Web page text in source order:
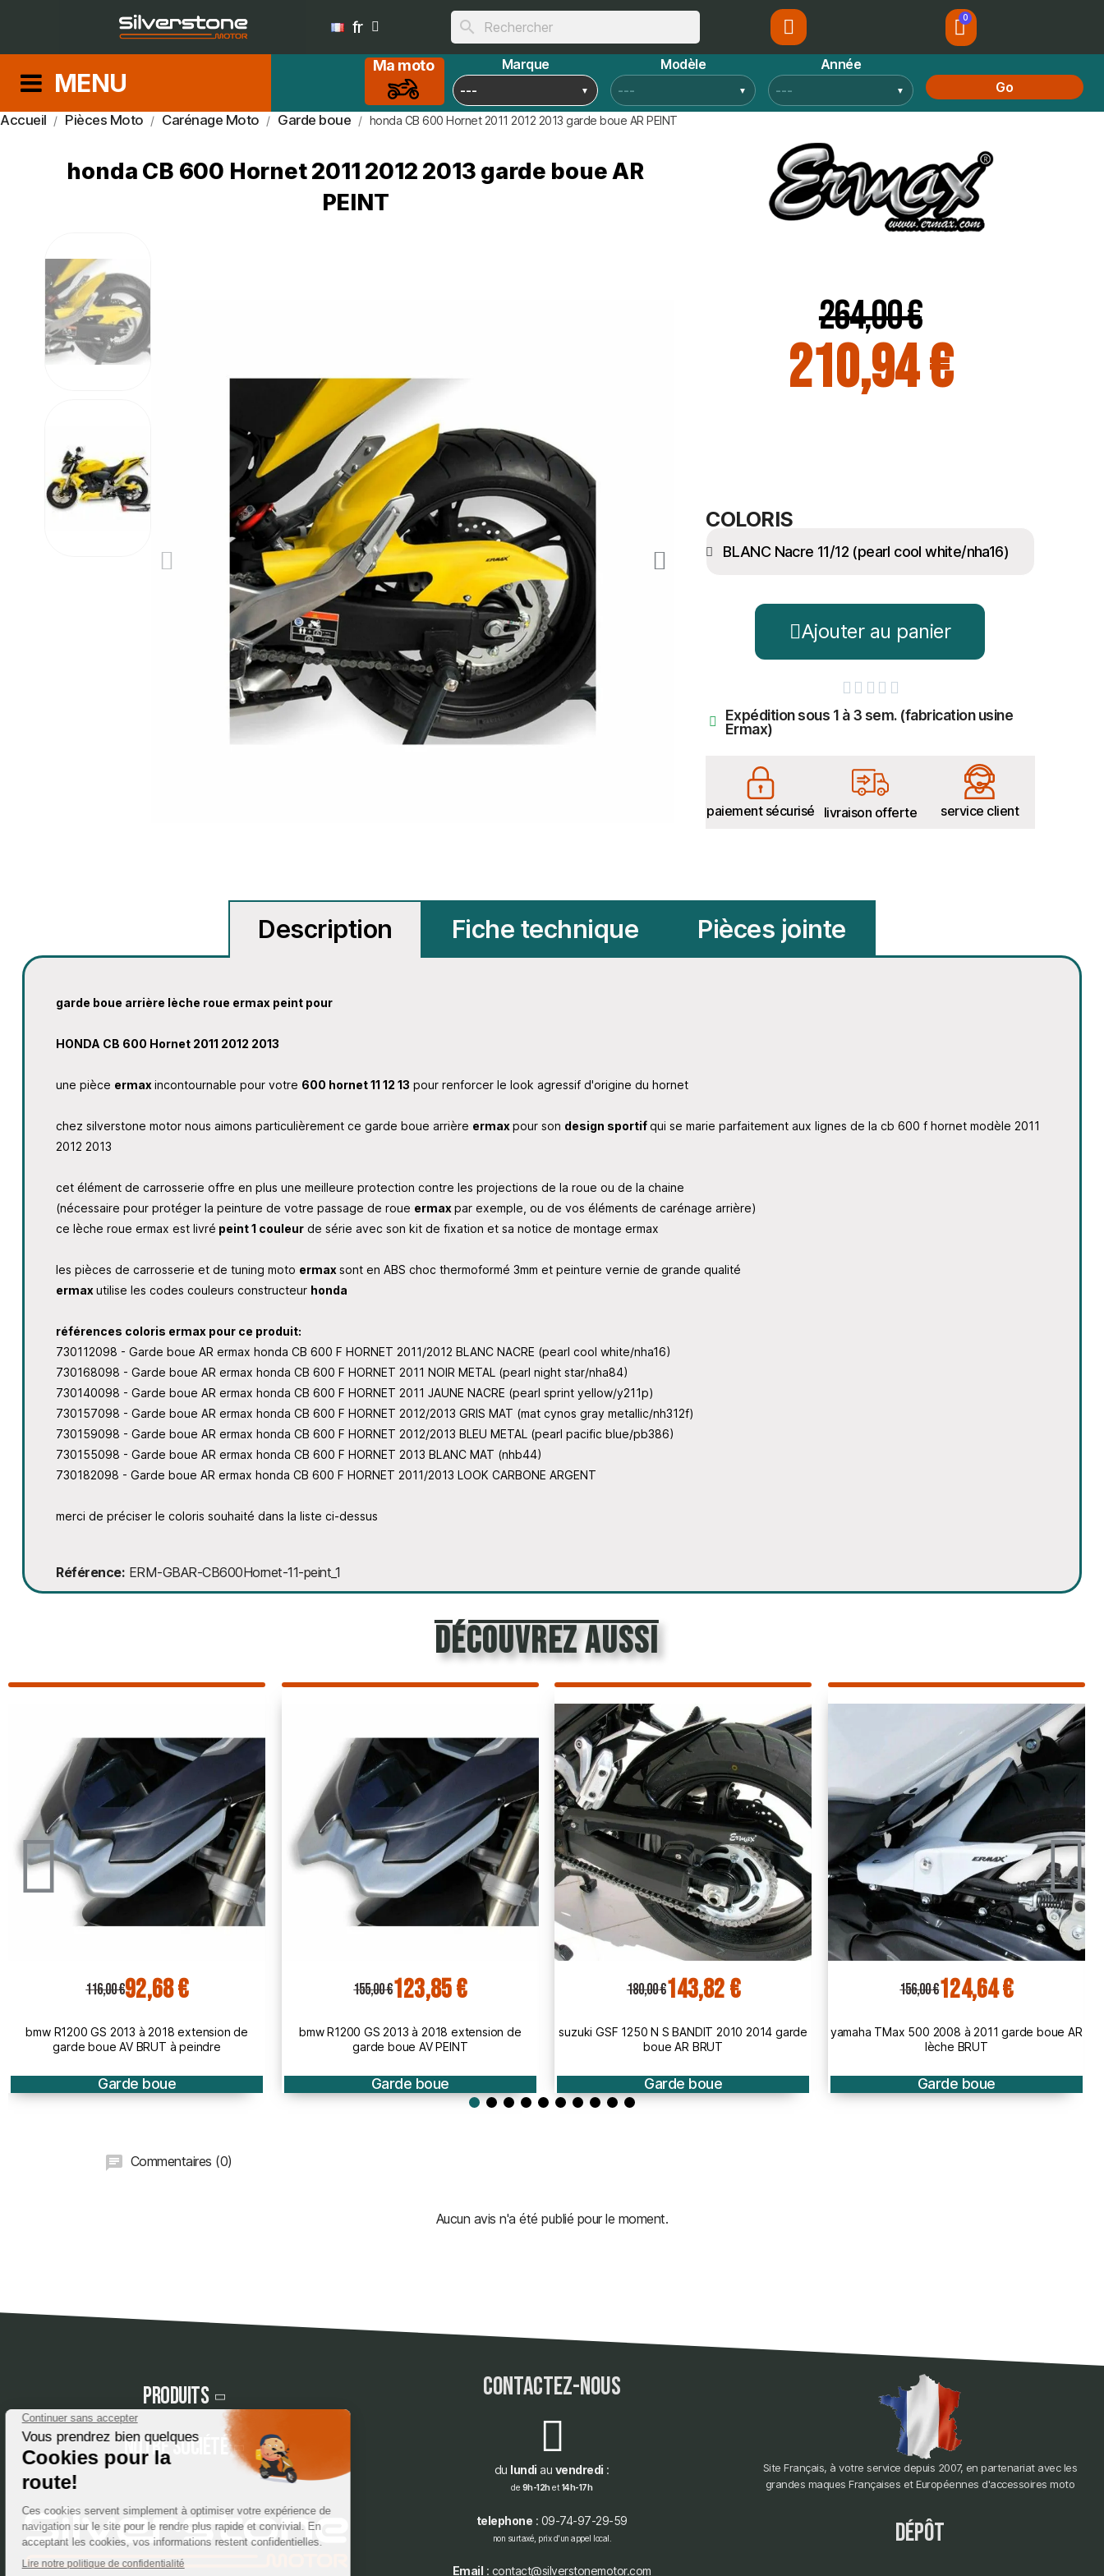
fr search
MENU
Ma moto Marque Modèle
Année
Go
Accueil Pièces Moto Carénage Moto Garde boue honda CB 600 Hornet 2011 2012 2013 garde boue AR PEINT
honda CB 600 Hornet 2011 2012 2013 garde boue AR
PEINT
264,00 €
210,94 €
COLORIS
Ajouter au panier
    
Expédition sous 1 à 3 sem. (fabrication usine
Ermax)
paiement sécurisé livraison offerte service client
Description Fiche technique Pièces jointe
garde boue arrière lèche roue ermax peint pour
HONDA CB 600 Hornet 2011 2012 2013
une pièce ermaxincontournable pour votre 600 hornet 11 12 13 pour renforcer le look agressif d'origine du hornet
chez silverstone motor nous aimons particulièrement ce garde boue arrière ermaxpour son design sportifqui se marie parfaitement aux lignes de la cb 600 f hornet modèle 2011
2012 2013
cet élément de carrosserie offre en plus une meilleure protection contre les projections de la roue ou de la chaine
(nécessaire pour protéger la peinture de votre passage de roue ermaxpar exemple, ou de vos éléments de carénage arrière)
ce lèche roue ermax est livré peint 1 couleur de série avec son kit de fixation et sa notice de montage ermax
les pièces de carrosserie et de tuning moto ermaxsont en ABS choc thermoformé 3mm et peinture vernie de grande qualité
ermaxutilise les codes couleurs constructeur honda
références coloris ermax pour ce produit:
730112098 - Garde boue AR ermax honda CB 600 F HORNET 2011/2012 BLANC NACRE (pearl cool white/nha16)
730168098 - Garde boue AR ermax honda CB 600 F HORNET 2011 NOIR METAL (pearl night star/nha84)
730140098 - Garde boue AR ermax honda CB 600 F HORNET 2011 JAUNE NACRE (pearl sprint yellow/y211p)
730157098 - Garde boue AR ermax honda CB 600 F HORNET 2012/2013 GRIS MAT (mat cynos gray metallic/nh312f)
730159098 - Garde boue AR ermax honda CB 600 F HORNET 2012/2013 BLEU METAL (pearl pacific blue/pb386)
730155098 - Garde boue AR ermax honda CB 600 F HORNET 2013 BLANC MAT (nhb44)
730182098 - Garde boue AR ermax honda CB 600 F HORNET 2011/2013 LOOK CARBONE ARGENT
merci de préciser le coloris souhaité dans la liste ci-dessus
Référence ERM-GBAR-CB600Hornet-11-peint_1
découvrez aussi
155,00 €123,85 €
bmw R1200 GS 2013 à 2018 extension de
garde boue AV PEINT
Garde boue
180,00 €143,82 €
suzuki GSF 1250 N S BANDIT 2010 2014 garde
boue AR BRUT
Garde boue
156,00 €124,64 €
yamaha TMax 500 2008 à 2011 garde boue AR
lèche BRUT
Garde boue
156,00 €124,64 €
ermax yamaha TMax 530 DX SX 2017 2019
garde boue AR lèche roue BRUT
Garde boue
Commentaires (0)
Aucun avis n'a été publié pour le moment.
Produits
Notre société
contactez-nous
du lundi au vendredi :
de 9h-12het 14h-17h
telephone : 09-74-97-29-59
non surtaxé, prix d'un appel local.
Email : contact@silverstonemotor.com
Site Français, à votre service depuis 2007, en partenariat avec les
grandes maques Françaises et Européennes d'accessoires moto
dépôt